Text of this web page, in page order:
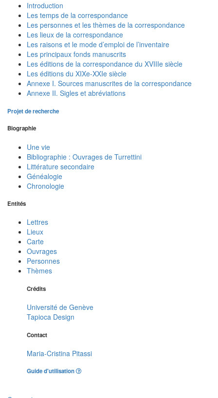
Introduction
Les temps de la correspondance
Les personnes et les thèmes de la correspondance
Les lieux de la correspondance
Les raisons et le mode d’emploi de l’inventaire
Les principaux fonds manuscrits
Les éditions de la correspondance du XVIIIe siècle
Les éditions du XIXe-XXIe siècle
Annexe I. Sources manuscrites de la correspondance
Annexe II. Sigles et abréviations
Projet de recherche
Biographie
Une vie
Bibliographie : Ouvrages de Turrettini
Littérature secondaire
Généalogie
Chronologie
Entités
Lettres
Lieux
Carte
Ouvrages
Personnes
Thèmes
Crédits
Université de Genève
Tapioca Design
Contact
Maria-Cristina Pitassi
Guide d'utilisation